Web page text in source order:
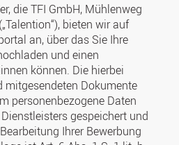
die TFI GmbH, Mühlenweg
bieten wir auf
an, über das Sie Ihre
und einen
können. Die hierbei
mitgesendeten Dokumente
personenbezogene Daten
gespeichert und
Ihrer Bewerbung